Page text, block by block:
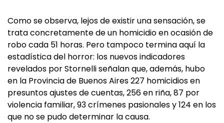
Como se observa, lejos de existir una sensación, se
trata concretamente de un homicidio en ocasión de
robo cada 51 horas. Pero tampoco termina aquí la
estadística del horror: los nuevos indicadores
revelados por Stornelli señalan que, además, hubo
en la Provincia de Buenos Aires 227 homicidios en
presuntos ajustes de cuentas, 256 en riña, 87 por
violencia familiar, 93 crímenes pasionales y 124 en los
que no se pudo determinar la causa.